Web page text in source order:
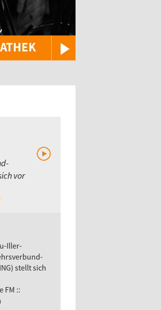
vor
Iller-
stellt sich
FM ::